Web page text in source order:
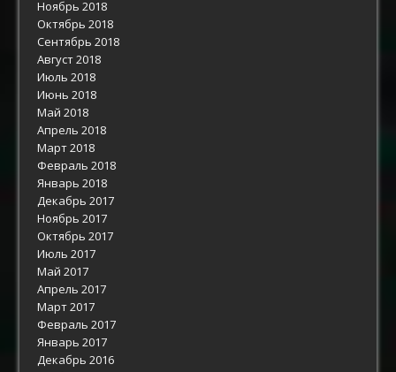
Ноябрь 2018
Октябрь 2018
Сентябрь 2018
Август 2018
Июль 2018
Июнь 2018
Май 2018
Апрель 2018
Март 2018
Февраль 2018
Январь 2018
Декабрь 2017
Ноябрь 2017
Октябрь 2017
Июль 2017
Май 2017
Апрель 2017
Март 2017
Февраль 2017
Январь 2017
Декабрь 2016